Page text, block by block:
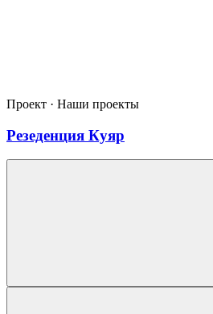
Проект · Наши проекты
Резеденция Куяр